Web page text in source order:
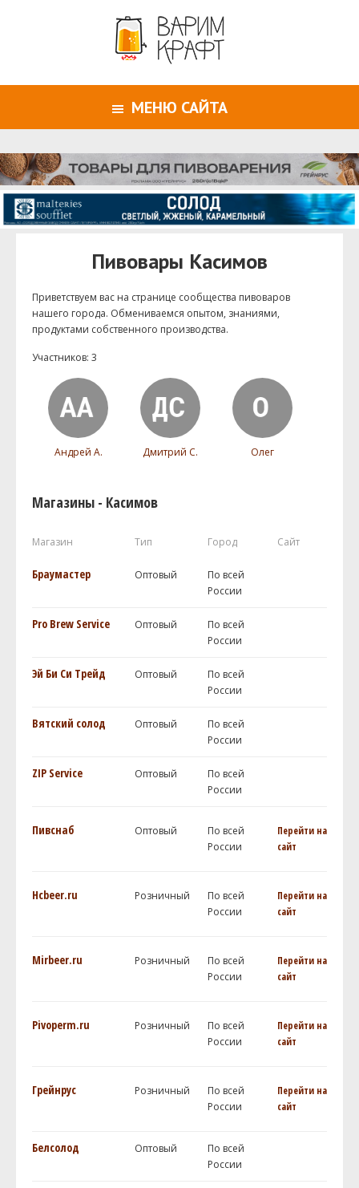
МЕНЮ САЙТА
Пивовары Касимов
Приветствуем ваc на странице сообщества пивоваров
нашего города. Обмениваемся опытом, знаниями,
продуктами собственного производства.
Участников: 3
Андрей А. Дмитрий С. Олег
Магазины - Касимов
Магазин Тип Город Сайт
Браумастер Оптовый
По всей
России
Pro Brew Service Оптовый
По всей
России
Эй Би Си Трейд Оптовый
По всей
России
Вятский солод Оптовый
По всей
России
ZIP Service Оптовый
По всей
России
Пивснаб Оптовый
По всей
России
Перейти на
сайт
Hcbeer.ru Розничный
По всей
России
Перейти на
сайт
Mirbeer.ru Розничный
По всей
России
Перейти на
сайт
Pivoperm.ru Розничный
По всей
России
Перейти на
сайт
Грейнрус Розничный
По всей
России
Перейти на
сайт
Белсолод Оптовый
По всей
России